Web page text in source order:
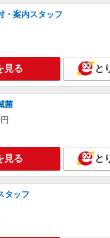
ンセンティブ支給(規定有)
○。・゜+゜
プ
【ソフトバンク】の店舗ス
時給1500円〜 ※残業代
（規定あり） ゜+゜・。○。・゜+゜・。○。・゜
+゜ 入社祝い金10万円支給(規定有) お友
頂くと, インセンティブ支給(規定有)
い・週払い可能（規程有）★
【エーユー】の店舗スタッ
時給1450円〜1600円（
残業代支給 ★交通費別途支給
+゜・。○。・゜+゜・。○。
・案内スタッフ
見る と
菌
見る と
タッフ